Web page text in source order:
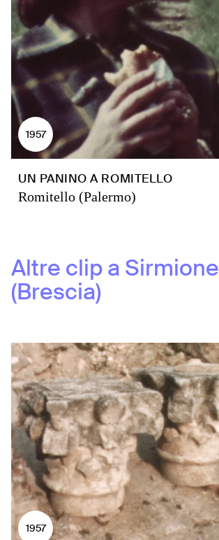
1957
UN PANINO A ROMITELLO
Romitello (Palermo)
Altre clip a Sirmione
(Brescia)
1957